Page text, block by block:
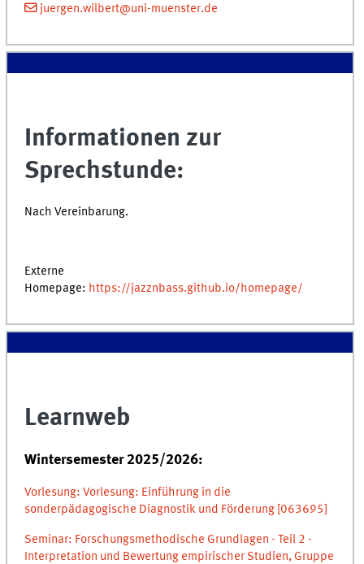
juergen.wilbert@uni-muenster.de
Informationen zur
Sprechstunde:
Nach Vereinbarung.
Externe
Homepage: https://jazznbass.github.io/homepage/
Learnweb
Wintersemester 2025/2026:
Vorlesung: Vorlesung: Einführung in die
sonderpädagogische Diagnostik und Förderung [063695]
Seminar: Forschungsmethodische Grundlagen - Teil 2 -
Interpretation und Bewertung empirischer Studien, Gruppe